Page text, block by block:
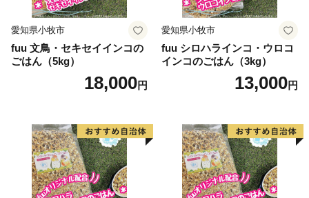
愛知県小牧市
fuu 文鳥・セキセイインコの
ごはん（5kg）
18,000円
愛知県小牧市
fuu シロハラインコ・ウロコ
インコのごはん（3kg）
13,000円